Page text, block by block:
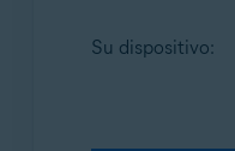
Productos:
Su dispositivo: